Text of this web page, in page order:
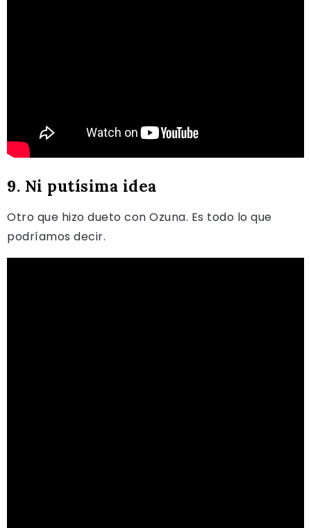
9. Ni putísima idea
Otro que hizo dueto con Ozuna. Es todo lo que
podríamos decir.